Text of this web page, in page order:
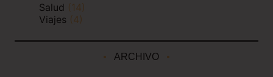
Salud (14)
Viajes (4)
ARCHIVO